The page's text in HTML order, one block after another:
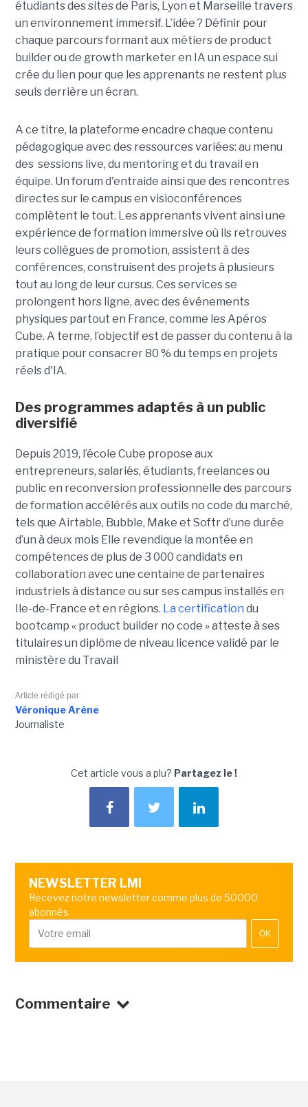
étudiants des sites de Paris, Lyon et Marseille travers
un environnement immersif. L’idée ? Définir pour
chaque parcours formant aux métiers de product
builder ou de growth marketer en IA un espace sui
crée du lien pour que les apprenants ne restent plus
seuls derrière un écran.
A ce titre, la plateforme encadre chaque contenu
pédagogique avec des ressources variées: au menu
des sessions live, du mentoring et du travail en
équipe. Un forum d'entraide ainsi que des rencontres
directes sur le campus en visioconférences
complètent le tout. Les apprenants vivent ainsi une
expérience de formation immersive où ils retrouves
leurs collègues de promotion, assistent à des
conférences, construisent des projets à plusieurs
tout au long de leur cursus. Ces services se
prolongent hors ligne, avec des événements
physiques partout en France, comme les Apéros
Cube. A terme, l’objectif est de passer du contenu à la
pratique pour consacrer 80 % du temps en projets
réels d'IA.
Des programmes adaptés à un public
diversifié
Depuis 2019, l’école Cube propose aux
entrepreneurs, salariés, étudiants, freelances ou
public en reconversion professionnelle des parcours
de formation accélérés aux outils no code du marché,
tels que Airtable, Bubble, Make et Softr d’une durée
d’un à deux mois Elle revendique la montée en
compétences de plus de 3 000 candidats en
collaboration avec une centaine de partenaires
industriels à distance ou sur ses campus installés en
Ile-de-France et en régions. La certification du
bootcamp « product builder no code » atteste à ses
titulaires un diplôme de niveau licence validé par le
ministère du Travail
Article rédigé par
Véronique Arène
Journaliste
Cet article vous a plu? Partagez le !
NEWSLETTER LMI
Recevez notre newsletter comme plus de 50000
abonnés
OK
Commentaire